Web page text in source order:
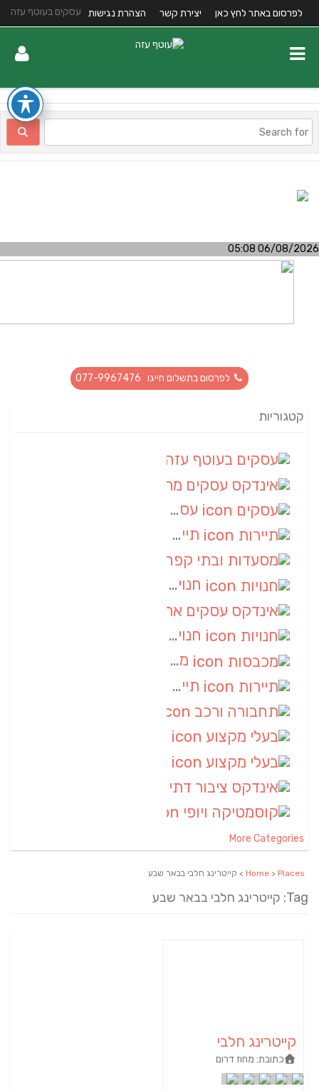
עסקים בעוטף עזה לפרסום באתר לחץ כאן יצירת קשר הצהרת נגישות
06/08/2026
לפרסום בתשלום חייגו 077-9967476
קטגוריות
עסקים
תיירות
חנויות
חנויות
מכבסות
תיירות
More Categories
Home>Places > קייטרינג חלבי בבאר שבע
Tag: קייטרינג חלבי בבאר שבע
קייטרינג חלבי
כתובת:מחוז דרום